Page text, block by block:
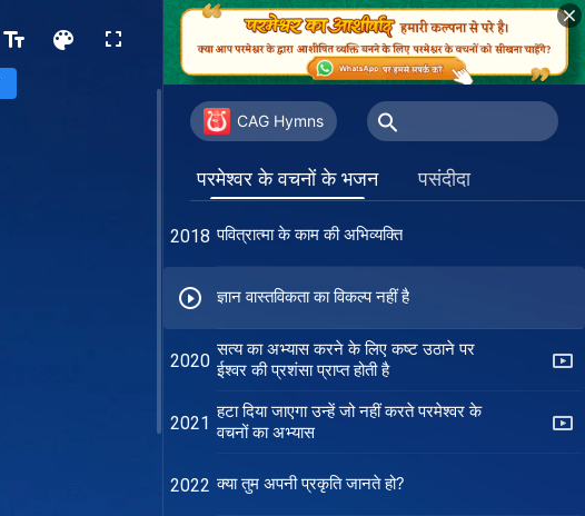
CAG Hymns
परमेश्वर के वचनों के भजन पसंदीदा
2015
अपने विश्वास में उस मार्ग का अनुसरण करो जिस
पर पवित्र आत्मा अगुआई करता है
2016 बिना सच्ची प्रार्थना के, सच्ची सेवा नहीं होती
2017 जाती है
2018 पवित्रात्मा के काम की अभिव्यक्ति
ज्ञान वास्तविकता का विकल्प नहीं है
2020
सत्य का अभ्यास करने के लिए कष्ट उठाने पर
ईश्वर की प्रशंसा प्राप्त होती है
2021
हटा दिया जाएगा उन्हें जो नहीं करते परमेश्वर के
वचनों का अभ्यास
2022 क्या तुम अपनी प्रकृति जानते हो?